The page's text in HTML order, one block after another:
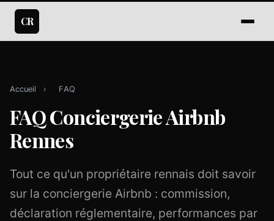
CR
Accueil › FAQ
FAQ Conciergerie Airbnb
Rennes
Tout ce qu'un propriétaire rennais doit savoir
sur la conciergerie Airbnb : commission,
déclaration réglementaire, performances par